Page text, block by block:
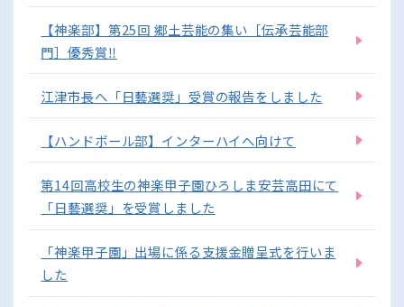
【神楽部】第25回 郷土芸能の集い［伝承芸能部
門］優秀賞‼
江津市長へ「日藝選奨」受賞の報告をしました
【ハンドボール部】インターハイへ向けて
第14回高校生の神楽甲子園ひろしま安芸高田にて
「日藝選奨」を受賞しました
「神楽甲子園」出場に係る支援金贈呈式を行いま
した